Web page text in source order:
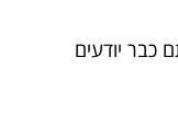
כבר יודעים